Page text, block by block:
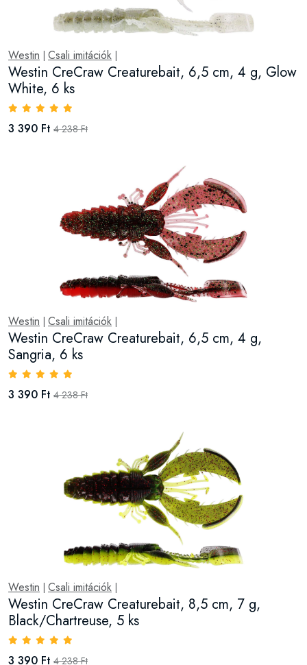
Westin Csali imitációk
Westin CreCraw Creaturebait, 6,5 cm, 4 g, Glow
White, 6 ks
3 390 Ft 4 238 Ft
Westin Csali imitációk
Westin CreCraw Creaturebait, 6,5 cm, 4 g,
Sangria, 6 ks
3 390 Ft 4 238 Ft
Westin Csali imitációk
Westin CreCraw Creaturebait, 8,5 cm, 7 g,
Black/Chartreuse, 5 ks
3 390 Ft 4 238 Ft